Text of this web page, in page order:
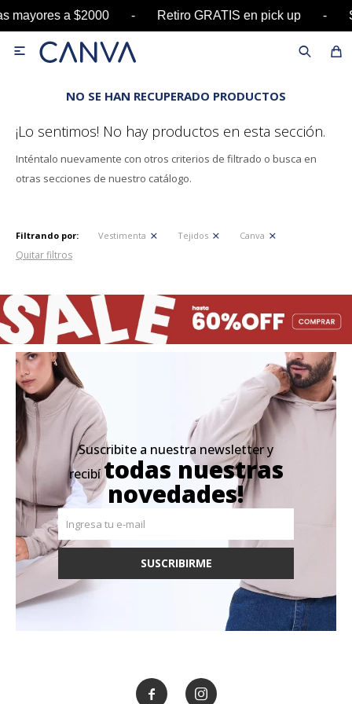
mayores a $2000 - Retiro GRATIS en pick

NO SE HAN RECUPERADO PRODUCTOS
¡Lo sentimos! No hay productos en esta sección.
Inténtalo nuevamente con otros criterios de filtrado o busca en
otras secciones de nuestro catálogo.
Filtrando por: Vestimenta Tejidos Canva
Quitar filtros
Suscribite a nuestra newsletter y
recibítodas nuestras
novedades!
SUSCRIBIRME
 